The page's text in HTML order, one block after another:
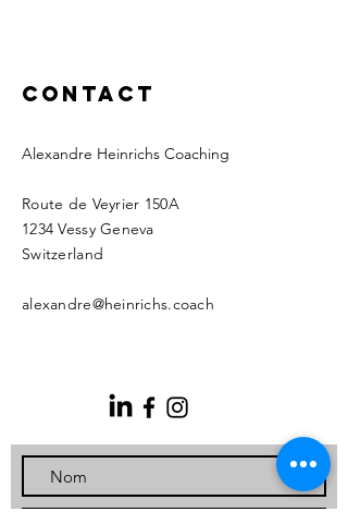
Contact
Alexandre Heinrichs Coaching
Route de Veyrier 150A
1234 Vessy Geneva
Switzerland
alexandre@heinrichs.coach